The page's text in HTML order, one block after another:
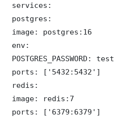
services:
postgres:
image: postgres:16
env:
POSTGRES_PASSWORD: test
ports: ['5432:5432']
redis:
image: redis:7
ports: ['6379:6379']